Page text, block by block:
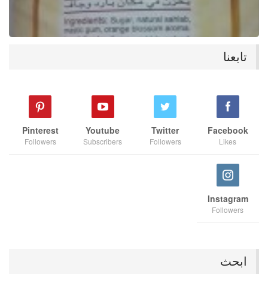
تابعنا
Facebook
Likes
Twitter
Followers
Youtube
Subscribers
Pinterest
Followers
Instagram
Followers
ابحث